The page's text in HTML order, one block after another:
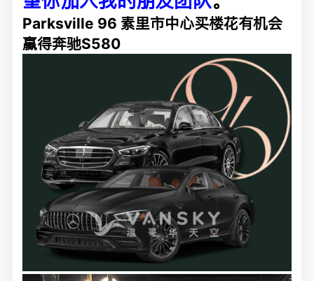
Parksville 96 素里市中心买楼花有机会
赢得奔驰S580